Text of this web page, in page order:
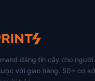
đáng tin cậy cho người
với giao hàng. 50+ cơ